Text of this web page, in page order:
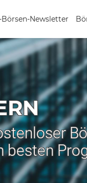
Newsletter
besten